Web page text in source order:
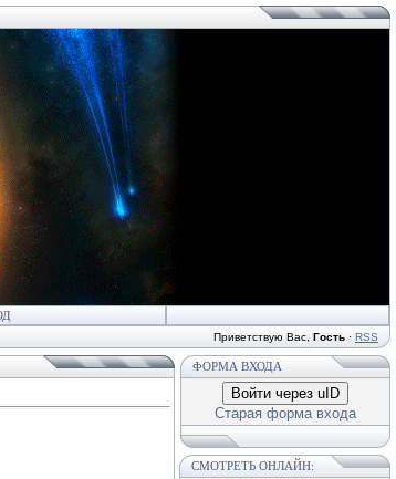
Приветствую Вас Гость · RSS
ФОРМА ВХОДА
Войти через uID
Старая форма входа
СМОТРЕТЬ ОНЛАЙН: